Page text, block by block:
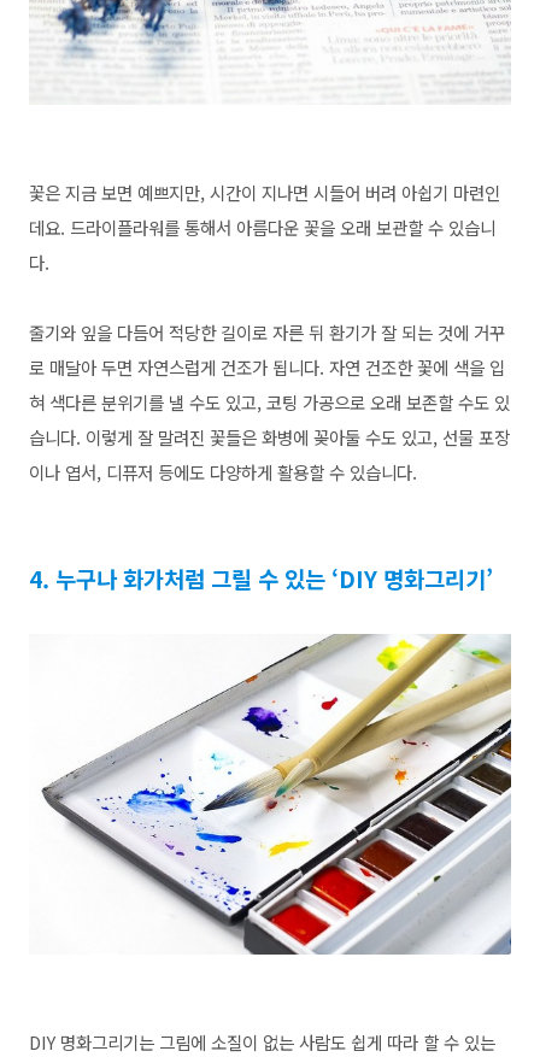
꽃은 지금 보면 예쁘지만, 시간이 지나면 시들어 버려 아쉽기 마련인
데요. 드라이플라워를 통해서 아름다운 꽃을 오래 보관할 수 있습니
다.
줄기와 잎을 다듬어 적당한 길이로 자른 뒤 환기가 잘 되는 것에 거꾸
로 매달아 두면 자연스럽게 건조가 됩니다. 자연 건조한 꽃에 색을 입
혀 색다른 분위기를 낼 수도 있고, 코팅 가공으로 오래 보존할 수도 있
습니다. 이렇게 잘 말려진 꽃들은 화병에 꽂아둘 수도 있고, 선물 포장
이나 엽서, 디퓨저 등에도 다양하게 활용할 수 있습니다.
4. 누구나 화가처럼 그릴 수 있는 ‘DIY 명화그리기’
DIY 명화그리기는 그림에 소질이 없는 사람도 쉽게 따라 할 수 있는